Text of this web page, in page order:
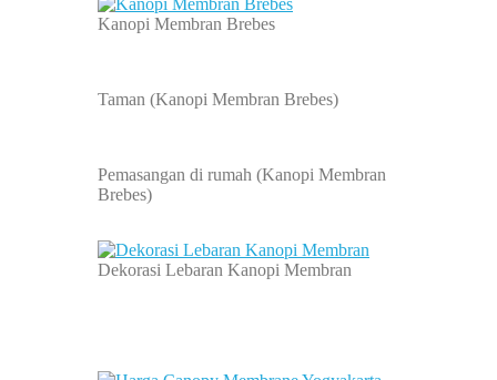
Kanopi Membran Brebes
Taman (Kanopi Membran Brebes)
Pemasangan di rumah (Kanopi Membran
Brebes)
Dekorasi Lebaran Kanopi Membran